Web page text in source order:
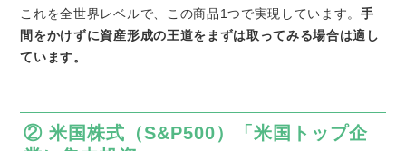
これを全世界レベルで、この商品1つで実現しています。手
間をかけずに資産形成の王道をまずは取ってみる場合は適し
ています。
② 米国株式（S&P500）「米国トップ企